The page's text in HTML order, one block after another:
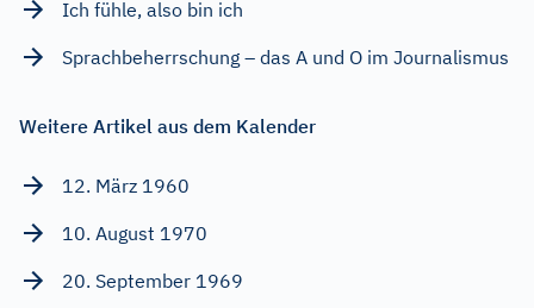
Ich fühle, also bin ich
Sprachbeherrschung – das A und O im Journalismus
Weitere Artikel aus dem Kalender
12. März 1960
10. August 1970
20. September 1969